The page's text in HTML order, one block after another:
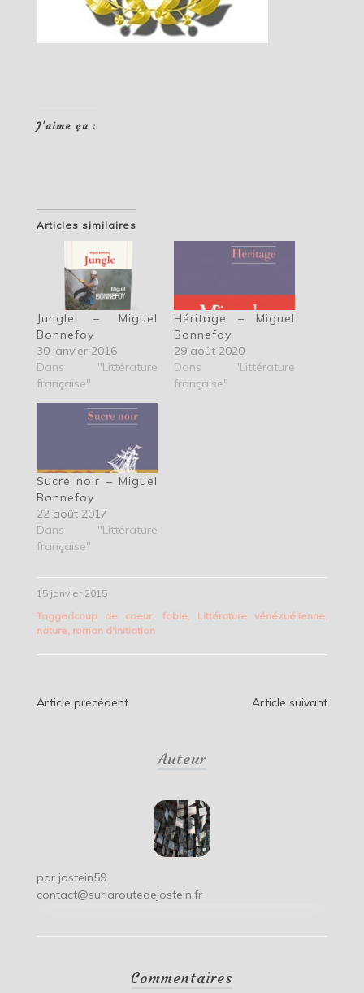
J’aime ça :
Articles similaires
Jungle – Miguel
Bonnefoy
30 janvier 2016
Dans "Littérature
française"
Héritage – Miguel
Bonnefoy
29 août 2020
Dans "Littérature
française"
Sucre noir – Miguel
Bonnefoy
22 août 2017
Dans "Littérature
française"
15 janvier 2015
Taggedcoup de coeur, fable, Littérature vénézuélienne
nature, roman d'initiation
Navigation
Article précédent Article suivant
Auteur
par jostein59
contact@surlaroutedejostein.fr
Commentaires